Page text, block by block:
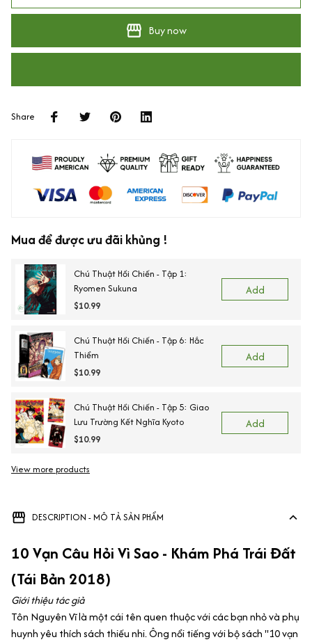
Buy now
Share
Mua để được ưu đãi khủng !
Chú Thuật Hồi Chiến - Tập 1:
Ryomen Sukuna
$10.99
Add
Chú Thuật Hồi Chiến - Tập 6: Hắc
Thiểm
$10.99
Add
Chú Thuật Hồi Chiến - Tập 5: Giao
Lưu Trường Kết Nghĩa Kyoto
$10.99
Add
View more products
DESCRIPTION - MÔ TẢ SẢN PHẨM
10 Vạn Câu Hỏi Vì Sao - Khám Phá Trái Đất
(Tái Bản 2018)
Giới thiệu tác giả
Tôn Nguyên Vĩ là một cái tên quen thuộc với các bạn nhỏ và phụ
huynh yêu thích sách thiếu nhi. Ông nổi tiếng với bộ sách "10 vạn